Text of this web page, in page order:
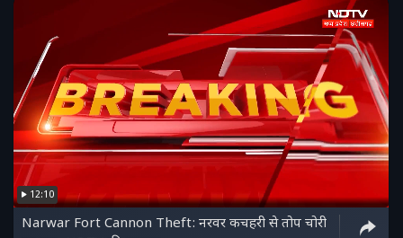
12:10
Narwar Fort Cannon Theft: नरवर कचहरी से तोप चोरी